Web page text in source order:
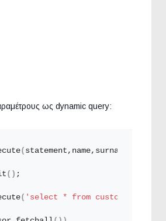
ως dynamic query:
( statement,name,surname,sex,afm
() ;
( 'select * from customer'